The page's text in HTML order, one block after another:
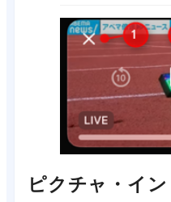
ピクチャ・イ